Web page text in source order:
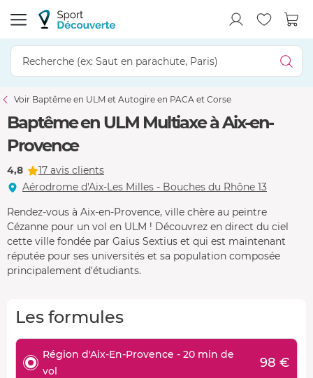
Voir Baptême en ULM et Autogire en PACA et Corse
Baptême en ULM Multiaxe à Aix-en-
Provence
4,8
17 avis clients
Aérodrome d'Aix-Les Milles - Bouches du Rhône 13
Rendez-vous à Aix-en-Provence, ville chère au peintre
Cézanne pour un vol en ULM ! Découvrez en direct du ciel
cette ville fondée par Gaius Sextius et qui est maintenant
réputée pour ses universités et sa population composée
principalement d'étudiants.
Les formules
Région d'Aix-En-Provence - 20 min de
vol
98 €